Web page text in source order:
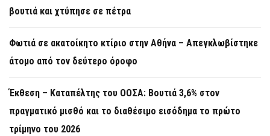
βουτιά και χτύπησε σε πέτρα
Φωτιά σε ακατοίκητο κτίριο στην Αθήνα – Απεγκλωβίστηκε
άτομο από τον δεύτερο όροφο
Έκθεση – Καταπέλτης του ΟΟΣΑ: Βουτιά 3,6% στον
πραγματικό μισθό και το διαθέσιμο εισόδημα το πρώτο
τρίμηνο του 2026